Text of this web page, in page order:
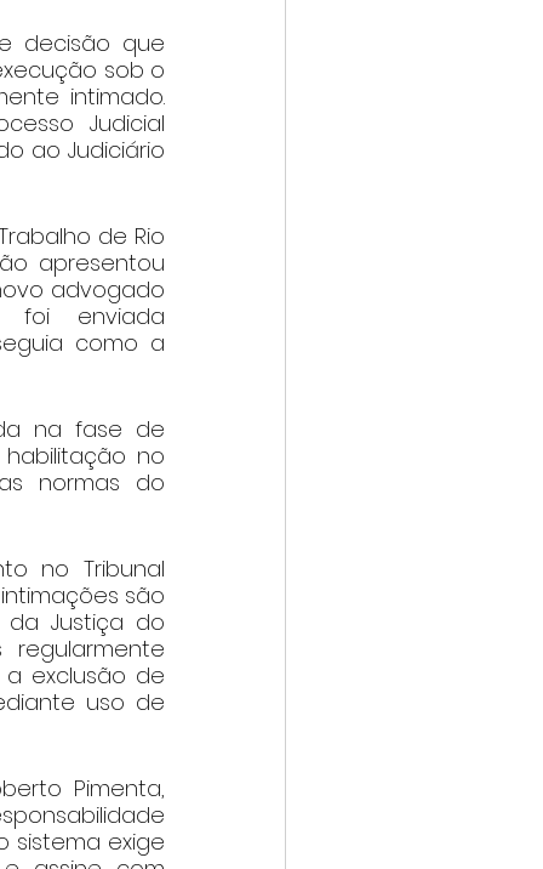
decisão que
sob o
intimado.
Judicial
ao Judiciário
de Rio
apresentou
advogado
foi enviada
como a
na fase de
no
normas do
no Tribunal
intimações são
da Justiça do
regularmente
a exclusão de
uso de
Pimenta,
sistema exige